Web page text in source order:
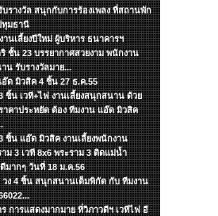
รางวัล สนุกกับการร้องเพลง ที่สถานพัก
ทุมธานี
านเลี้ยงปีใหม่ ผู้บริหาร ธนาคารฯ
ชั้น 23 บรรยากาศสวยงาม พนักงาน
น รับรางวัลมาย...
อ๊ด มิวสิค 4 ชิ้น 27 ธ.ค.55
ชิ้น เวที+ไฟ งานเลี้ยงสนุกสนาน ด้วย
คาประหยัด ต้อง ทีมงาน แอ๊ด มิวสิค
ชิ้น แอ๊ด มิวสิค งานเลี้ยงพนักงาน
ม 3 เวที 8x6 พระราม 3 ติดแม่น้ำ
มากๆ วันที่ 18 ม.ค.56
วง 4 ชิ้น สนุกสนานเต็มพิกัด กับ ทีมงาน
การแสดงมากมาย ที่วิภาวดีฯ เวทีไฟ อี